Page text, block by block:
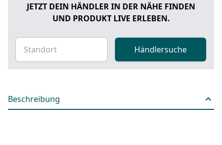
JETZT DEIN HÄNDLER IN DER NÄHE FINDEN
UND PRODUKT LIVE ERLEBEN.
Händlersuche
Beschreibung